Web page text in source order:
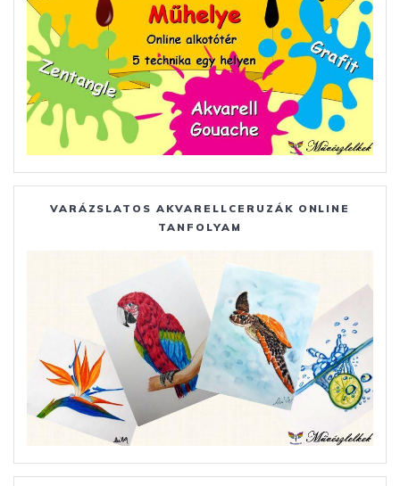
VARÁZSLATOS AKVARELLCERUZÁK ONLINE
TANFOLYAM